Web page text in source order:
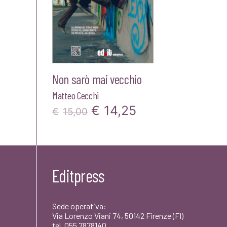
Non sarò mai vecchio
Matteo Cecchi
€ 15,00 Il
originale
€15,00.
€ 14,25
attuale
Editpress
Sede operativa:
Via Lorenzo Viani 74, 50142 Firenze (FI)